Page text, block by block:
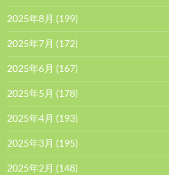
2025年8月 (199)
2025年7月 (172)
2025年6月 (167)
2025年5月 (178)
2025年4月 (193)
2025年3月 (195)
2025年2月 (148)